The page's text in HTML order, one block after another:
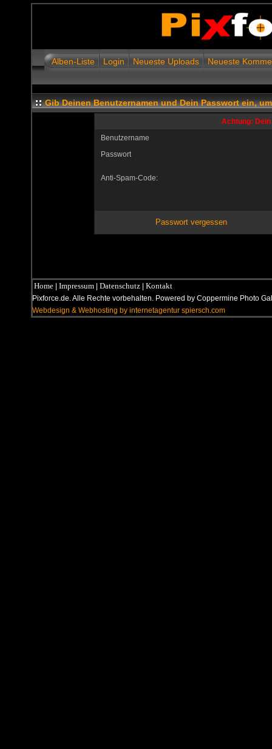
Alben-Liste Login Neueste Uploads Neueste
Gib Deinen Benutzernamen und Dein Passwort ein,
Achtung:
Benutzername
Passwort
Anti-Spam-Code:
Passwort vergessen
Home | Impressum | Datenschutz | Kontakt
Pixforce.de. Alle Rechte vorbehalten. Powered by Coppermine Photo
Webdesign & Webhosting by internetagentur spiersch.com